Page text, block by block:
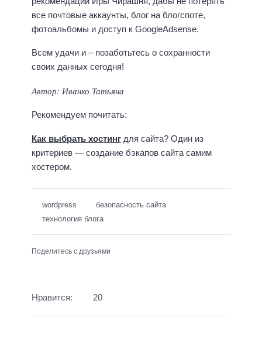
все почтовые аккаунты, блог на блогспоте,
фотоальбомы и доступ к GoogleAdsense.
Всем удачи и – позаботьтесь о сохранности
своих данных сегодня!
Автор: Иванко Татьяна
Рекомендуем почитать:
Как выбрать хостинг для сайта? Один из
критериев — создание бэкапов сайта самим
хостером.
wordpress
безопасность сайта
технология блога
Поделитесь с друзьями
Нравится: 20